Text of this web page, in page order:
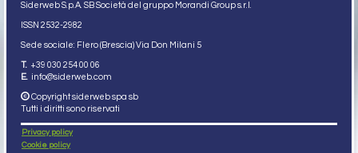
Siderweb S.p.A. SB Società del gruppo Morandi Group s.r.l.
ISSN 2532-2982
Sede sociale: Flero (Brescia) Via Don Milani 5
T. +39 030 254 00 06
E. info@siderweb.com
Copyright siderweb spa sb
Tutti i diritti sono riservati
Privacy policy
Cookie policy